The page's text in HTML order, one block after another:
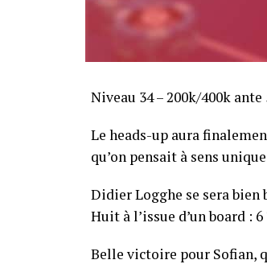
Niveau 34 – 200k/400k ante
Le heads-up aura
qu’on pensait à sens
Didier Logghe se sera bien
Huit à l’issue d’un board : 6
Belle victoire pour Sofian,